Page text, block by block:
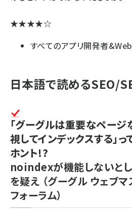
★★★★☆
すべてのアプリ開発者
日本語で読めるSEO/
「グーグルは重要なペー
視してインデックスする」っ
ホント!?
noindexが機能しないと
を疑え （グーグル ウェブ
フォーラム）